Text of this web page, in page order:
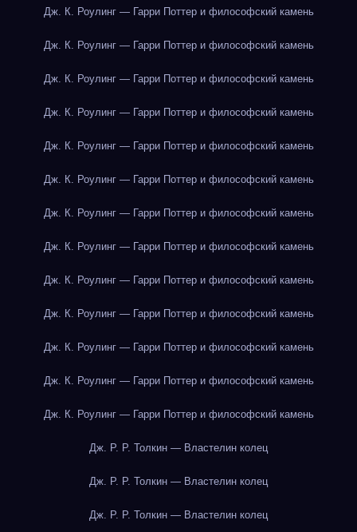
Дж. К. Роулинг — Гарри Поттер и философский камень
Дж. К. Роулинг — Гарри Поттер и философский камень
Дж. К. Роулинг — Гарри Поттер и философский камень
Дж. К. Роулинг — Гарри Поттер и философский камень
Дж. К. Роулинг — Гарри Поттер и философский камень
Дж. К. Роулинг — Гарри Поттер и философский камень
Дж. К. Роулинг — Гарри Поттер и философский камень
Дж. К. Роулинг — Гарри Поттер и философский камень
Дж. К. Роулинг — Гарри Поттер и философский камень
Дж. К. Роулинг — Гарри Поттер и философский камень
Дж. К. Роулинг — Гарри Поттер и философский камень
Дж. К. Роулинг — Гарри Поттер и философский камень
Дж. К. Роулинг — Гарри Поттер и философский камень
Дж. Р. Р. Толкин — Властелин колец
Дж. Р. Р. Толкин — Властелин колец
Дж. Р. Р. Толкин — Властелин колец